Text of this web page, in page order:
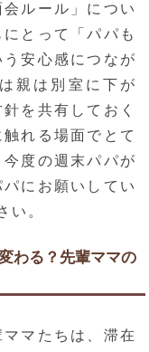
ルール」につい
とって「パパも
安心感につなが
親は別室に下が
を共有しておく
れる場面でとて
度の週末パパが
にお願いしてい
い。
わる？先輩ママの
マたちは、滞在